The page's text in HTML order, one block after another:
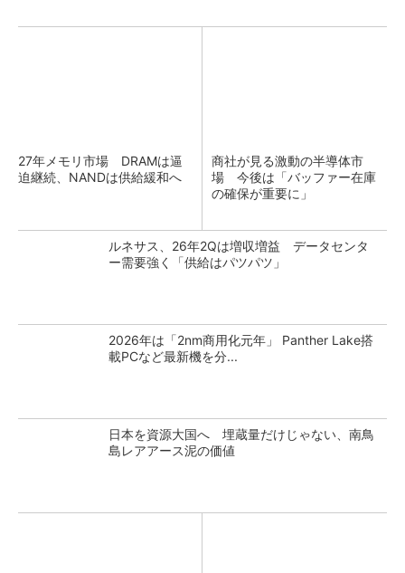
27年メモリ市場 DRAMは逼
迫継続、NANDは供給緩和へ
商社が見る激動の半導体市
場 今後は「バッファー在庫
の確保が重要に」
ルネサス、26年2Qは増収増益 データセンタ
ー需要強く「供給はパツパツ」
2026年は「2nm商用化元年」 Panther Lake搭
載PCなど最新機を分...
日本を資源大国へ 埋蔵量だけじゃない、南鳥
島レアアース泥の価値